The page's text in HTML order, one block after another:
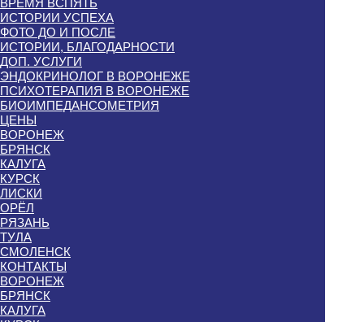
ИСТОРИИ УСПЕХА
ФОТО ДО И ПОСЛЕ
ИСТОРИИ, БЛАГОДАРНОСТИ
ДОП. УСЛУГИ
ЭНДОКРИНОЛОГ В ВОРОНЕЖЕ
ПСИХОТЕРАПИЯ В ВОРОНЕЖЕ
БИОИМПЕДАНСОМЕТРИЯ
ЦЕНЫ
ВОРОНЕЖ
БРЯНСК
КАЛУГА
КУРСК
ЛИСКИ
ОРЁЛ
РЯЗАНЬ
ТУЛА
СМОЛЕНСК
КОНТАКТЫ
ВОРОНЕЖ
БРЯНСК
КАЛУГА